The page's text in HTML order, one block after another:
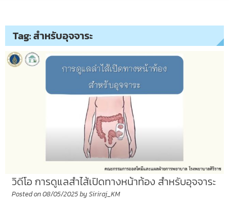
Tag:สำหรับอุจจาระ
วิดีโอ การดูแลสำไส้เปิดทางหน้าท้อง สำหรับอุจจาระ
Posted on08/05/2025by Siriraj_KM